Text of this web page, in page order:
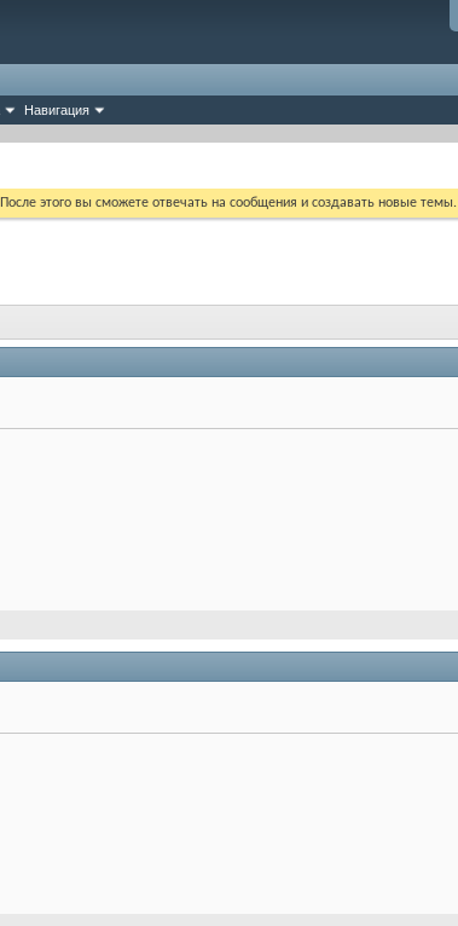
Навигация
этого вы сможете отвечать на сообщения и создавать новые темы.